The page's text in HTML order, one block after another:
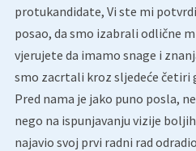
protukandidate, Vi ste mi
posao, da smo izabrali odlične
vjerujete da imamo snage i
smo zacrtali kroz sljedeće četiri
Pred nama je jako puno posla,
nego na ispunjavanju vizije
najavio svoj prvi radni rad